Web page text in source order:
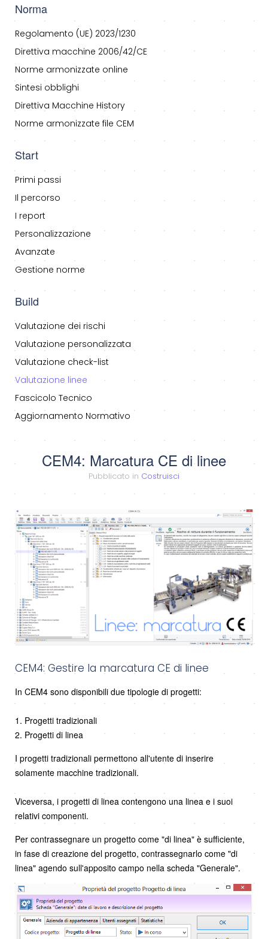
Norma
Regolamento (UE) 2023/1230
Direttiva macchine 2006/42/CE
Norme armonizzate online
Sintesi obblighi
Direttiva Macchine History
Norme armonizzate file CEM
Start
Primi passi
Il percorso
I report
Personalizzazione
Avanzate
Gestione norme
Build
Valutazione dei rischi
Valutazione personalizzata
Valutazione check-list
Valutazione linee
Fascicolo Tecnico
Aggiornamento Normativo
CEM4: Marcatura CE di linee
Pubblicato in Costruisci
CEM4: Gestire la marcatura CE di linee
In CEM4 sono disponibili due tipologie di progetti:
1. Progetti tradizionali
2. Progetti di linea
I progetti tradizionali permettono all'utente di inserire
solamente macchine tradizionali.
Viceversa, i progetti di linea contengono una linea e i suoi
relativi componenti.
Per contrassegnare un progetto come "di linea" è sufficiente,
in fase di creazione del progetto, contrassegnarlo come "di
linea" agendo sull'apposito campo nella scheda "Generale".